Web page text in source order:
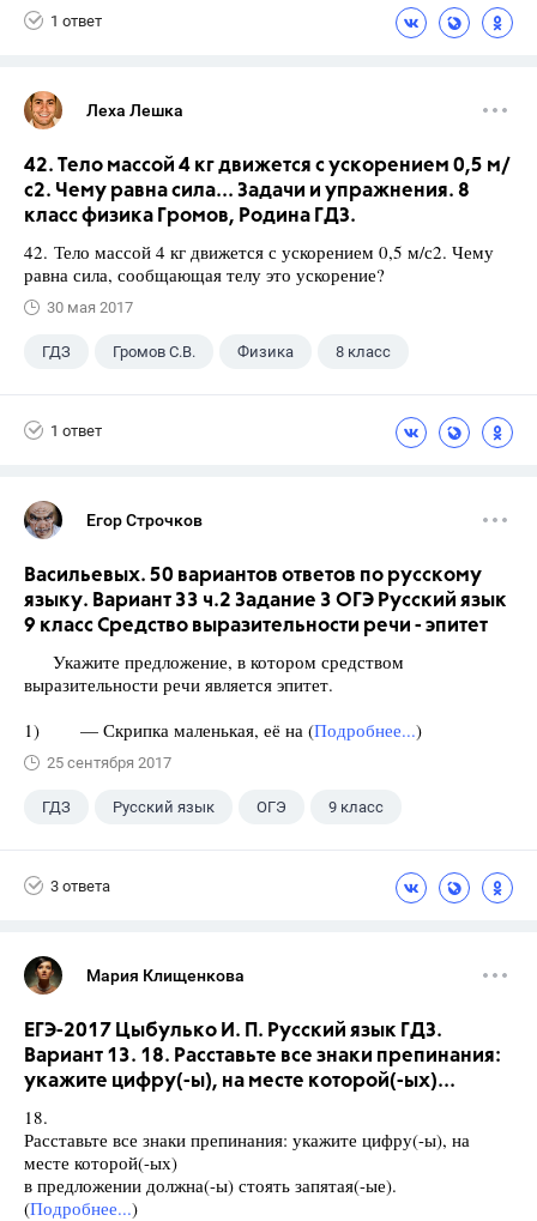
1 ответ
Леха Лешка
42. Тело массой 4 кг движется с ускорением 0,5 м/
с2. Чему равна сила... Задачи и упражнения. 8
класс физика Громов, Родина ГДЗ.
42. Тело массой 4 кг движется с ускорением 0,5 м/с2. Чему
равна сила, сообщающая телу это ускорение?
30 мая 2017
ГДЗ Громов С.В. Физика 8 класс
1 ответ
Егор Строчков
Васильевых. 50 вариантов ответов по русскому
языку. Вариант 33 ч.2 Задание 3 ОГЭ Русский язык
9 класс Средство выразительности речи - эпитет
Укажите предложение, в котором средством
выразительности речи является эпитет.
1) — Скрипка маленькая, её на (Подробнее...)
25 сентября 2017
ГДЗ Русский язык ОГЭ 9 класс
3 ответа
Мария Клищенкова
ЕГЭ-2017 Цыбулько И. П. Русский язык ГДЗ.
Вариант 13. 18. Расставьте все знаки препинания:
укажите цифру(-ы), на месте которой(-ых)...
18.
Расставьте все знаки препинания: укажите цифру(-ы), на
месте которой(-ых)
в предложении должна(-ы) стоять запятая(-ые).
(Подробнее...)